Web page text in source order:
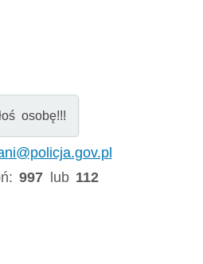
osobę!!!
997 lub 112